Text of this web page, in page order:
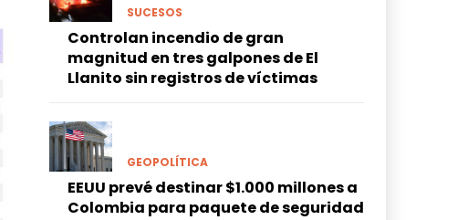
SUCESOS
Controlan incendio de gran
magnitud en tres galpones de El
Llanito sin registros de víctimas
GEOPOLÍTICA
EEUU prevé destinar $1.000 millones a
Colombia para paquete de seguridad